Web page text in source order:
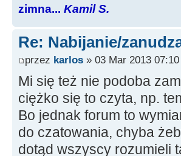
zimna... Kamil S.
Re: Nabijanie/
przez karlos » 03 Mar 2013 07:10
Mi się też nie podoba
ciężko się to czyta, np.
Bo jednak forum to
do czatowania, chyba
dotąd wszyscy rozumieli